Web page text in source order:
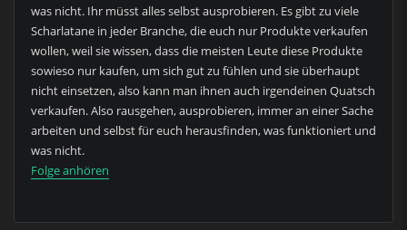
was nicht. Ihr müsst alles selbst ausprobieren. Es gibt zu viele
Scharlatane in jeder Branche, die euch nur Produkte verkaufen
wollen, weil sie wissen, dass die meisten Leute diese Produkte
sowieso nur kaufen, um sich gut zu fühlen und sie überhaupt
nicht einsetzen, also kann man ihnen auch irgendeinen Quatsch
verkaufen. Also rausgehen, ausprobieren, immer an einer Sache
arbeiten und selbst für euch herausfinden, was funktioniert und
was nicht.
Folge anhören